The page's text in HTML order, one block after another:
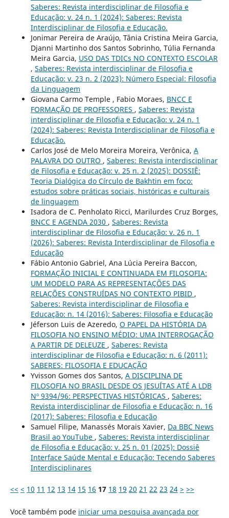
Saberes: Revista interdisciplinar de Filosofia e
Educação: v. 24 n. 1 (2024): Saberes: Revista
Interdisciplinar de Filosofia e Educação.
Jonimar Pereira de Araújo, Tânia Cristina Meira Garcia,
Djanni Martinho dos Santos Sobrinho, Túlia Fernanda
Meira Garcia, USO DAS TDICs NO CONTEXTO ESCOLAR
, Saberes: Revista interdisciplinar de Filosofia e
Educação: v. 23 n. 2 (2023): Número Especial: Filosofia
da Linguagem
Giovana Carmo Temple , Fabio Moraes, BNCC E
FORMAÇÃO DE PROFESSORES , Saberes: Revista
interdisciplinar de Filosofia e Educação: v. 24 n. 1
(2024): Saberes: Revista Interdisciplinar de Filosofia e
Educação.
Carlos José de Melo Moreira Moreira, Verônica, A
PALAVRA DO OUTRO , Saberes: Revista interdisciplinar
de Filosofia e Educação: v. 25 n. 2 (2025): DOSSIÊ:
Teoria Dialógica do Círculo de Bakhtin em foco:
estudos sobre práticas sociais, históricas e culturais
de linguagem
Isadora de C. Penholato Ricci, Marilurdes Cruz Borges,
BNCC E AGENDA 2030 , Saberes: Revista
interdisciplinar de Filosofia e Educação: v. 26 n. 1
(2026): Saberes: Revista Interdisciplinar de Filosofia e
Educação
Fábio Antonio Gabriel, Ana Lúcia Pereira Baccon,
FORMAÇÃO INICIAL E CONTINUADA EM FILOSOFIA:
UM MODELO PARA AS REPRESENTAÇÕES DAS
RELAÇÕES CONSTRUÍDAS NO CONTEXTO PIBID ,
Saberes: Revista interdisciplinar de Filosofia e
Educação: n. 14 (2016): Saberes: Filosofia e Educação
Jéferson Luis de Azeredo, O PAPEL DA HISTÓRIA DA
FILOSOFIA NO ENSINO MÉDIO: UMA INTERROGAÇÃO
A PARTIR DE DELEUZE , Saberes: Revista
interdisciplinar de Filosofia e Educação: n. 6 (2011):
SABERES: FILOSOFIA E EDUCAÇÃO
Yvisson Gomes dos Santos, A DISCIPLINA DE
FILOSOFIA NO BRASIL DESDE OS JESUÍTAS ATÉ A LDB
Nº 9394/96: PERSPECTIVAS HISTÓRICAS , Saberes:
Revista interdisciplinar de Filosofia e Educação: n. 16
(2017): Saberes: Filosofia e Educação
Samuel Filipe, Manassés Morais Xavier, Da BBC News
Brasil ao YouTube , Saberes: Revista interdisciplinar
de Filosofia e Educação: v. 25 n. 01 (2025): Dossiê
Interface Saúde Mental e Educação: Tecendo Saberes
Interdisciplinares
<< < 10 11 12 13 14 15 16 17 18 19 20 21 22 23 24 > >>
Você também pode iniciar uma pesquisa avançada por